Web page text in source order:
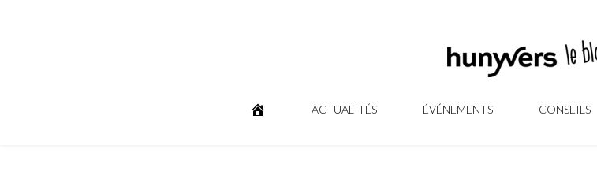
ACTUALITÉS ÉVÉNEMENTS CONSEILS